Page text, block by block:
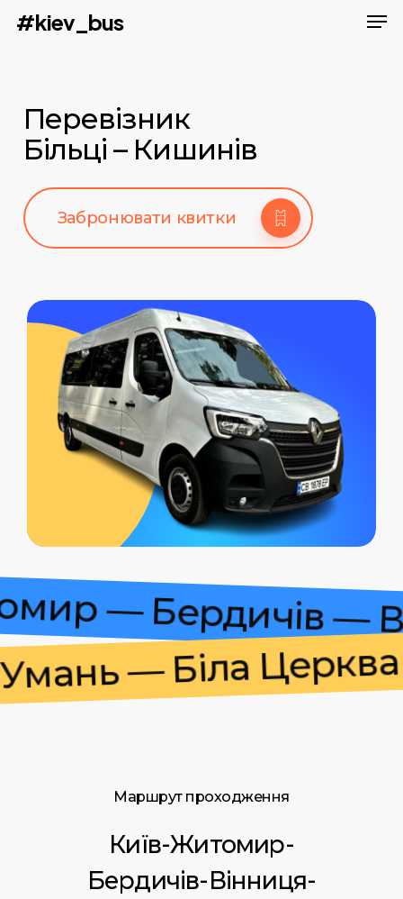
Skip#kiev_bus
Перевізник
Більці – Кишинів
Забронювати квитки
— Бердичів
— Біла Церква
Маршрут проходження
Київ-Житомир-
Бердичів-Вінниця-